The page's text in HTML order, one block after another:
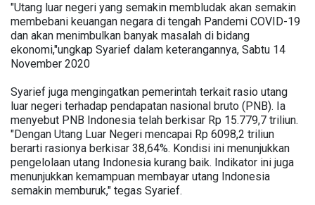
"Utang luar negeri yang semakin membludak akan semakin
membebani keuangan negara di tengah Pandemi COVID-19
dan akan menimbulkan banyak masalah di bidang
ekonomi,"ungkap Syarief dalam keterangannya, Sabtu 14
November 2020
Syarief juga mengingatkan pemerintah terkait rasio utang
luar negeri terhadap pendapatan nasional bruto (PNB). Ia
menyebut PNB Indonesia telah berkisar Rp 15.779,7 triliun.
"Dengan Utang Luar Negeri mencapai Rp 6098,2 triliun
berarti rasionya berkisar 38,64%. Kondisi ini menunjukkan
pengelolaan utang Indonesia kurang baik. Indikator ini juga
menunjukkan kemampuan membayar utang Indonesia
semakin memburuk," tegas Syarief.